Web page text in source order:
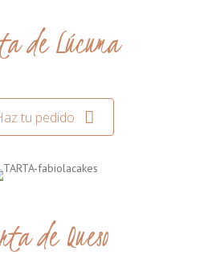
de Lúcuma
tu pedido
de Queso